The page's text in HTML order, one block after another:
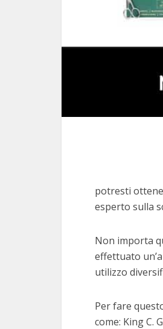
potresti
esperto sulla
Non importa
effettuato
utilizzo
Per fare
come: King C.